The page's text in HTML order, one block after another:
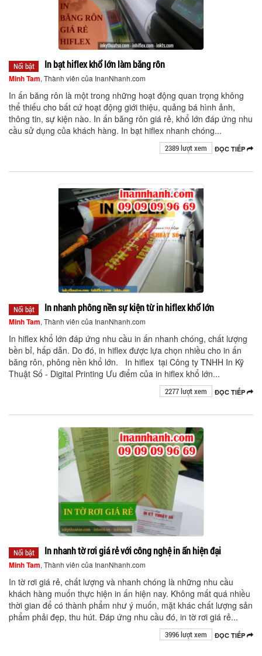
Nổi bật In bạt hiflex khổ lớn làm băng rôn
Minh Tam, Thành viên của InanNhanh.com
In ấn băng rôn là một trong những hoạt động quan trọng không
thể thiếu cho bất cứ hoạt động giới thiệu, quảng bá hình ảnh,
thông tin, sự kiện nào. In ấn băng rôn giá rẻ, khổ lớn đáp ứng nhu
cầu sử dụng của khách hàng. In bạt hiflex nhanh chóng...
ĐỌC TIẾP
2389 lượt xem
Nổi bật In nhanh phông nền sự kiện từ in hiflex khổ lớn
Minh Tam, Thành viên của InanNhanh.com
In hiflex khổ lớn đáp ứng nhu cầu in ấn nhanh chóng, chất lượng
bền bỉ, hấp dẫn. Do đó, in hiflex được lựa chọn nhiều cho in ấn
băng rôn, phông nền khổ lớn. In hiflex tại Công ty TNHH In Kỹ
Thuật Số - Digital Printing Ưu điểm của in hiflex khổ lớn...
ĐỌC TIẾP
2277 lượt xem
Nổi bật In nhanh tờ rơi giá rẻ với công nghệ in ấn hiện đại
Minh Tam, Thành viên của InanNhanh.com
In tờ rơi giá rẻ, chất lượng và nhanh chóng là những nhu cầu
khách hàng muốn thực hiện in ấn hiện nay. Không mất quá nhiều
thời gian để có thành phẩm như ý muốn, mặt khác chất lượng sản
phẩm phải đẹp, thu hút. Đáp ứng nhu cầu đó, in tờ rơi giá rẻ...
ĐỌC TIẾP
3996 lượt xem